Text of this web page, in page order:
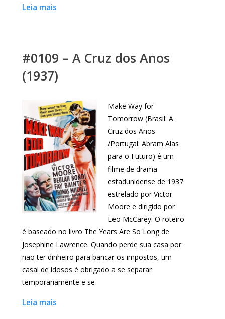
Leia mais
#0109 – A Cruz dos Anos
(1937)
Make Way for
Tomorrow (Brasil: A
Cruz dos Anos
/Portugal: Abram Alas
para o Futuro) é um
filme de drama
estadunidense de 1937
estrelado por Victor
Moore e dirigido por
Leo McCarey. O roteiro
é baseado no livro The Years Are So Long de
Josephine Lawrence. Quando perde sua casa por
não ter dinheiro para bancar os impostos, um
casal de idosos é obrigado a se separar
temporariamente e se
Leia mais